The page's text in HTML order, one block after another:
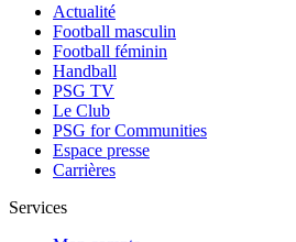
Actualité
Football masculin
Football féminin
Handball
PSG TV
Le Club
PSG for Communities
Espace presse
Carrières
Services